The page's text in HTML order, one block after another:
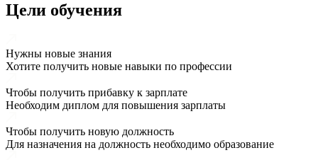
Цели обучения
Нужны новые знания
Хотите получить новые навыки по профессии
Чтобы получить прибавку к зарплате
Необходим диплом для повышения зарплаты
Чтобы получить новую должность
Для назначения на должность необходимо образование